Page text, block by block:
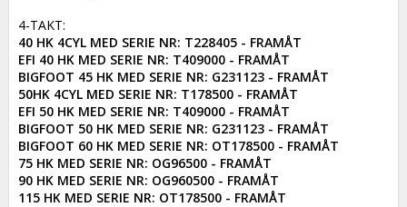
40 HK 4CYL MED SERIE NR: T228405 - FRAMÅT
EFI 40 HK MED SERIE NR: T409000 - FRAMÅT
BIGFOOT 45 HK MED SERIE NR: G231123 - FRAMÅT
50HK 4CYL MED SERIE NR: T178500 - FRAMÅT
EFI 50 HK MED SERIE NR: T409000 - FRAMÅT
BIGFOOT 50 HK MED SERIE NR: G231123 - FRAMÅT
BIGFOOT 60 HK MED SERIE NR: OT178500 - FRAMÅT
75 HK MED SERIE NR: OG96500 - FRAMÅT
90 HK MED SERIE NR: OG960500 - FRAMÅT
115 HK MED SERIE NR: OT178500 - FRAMÅT